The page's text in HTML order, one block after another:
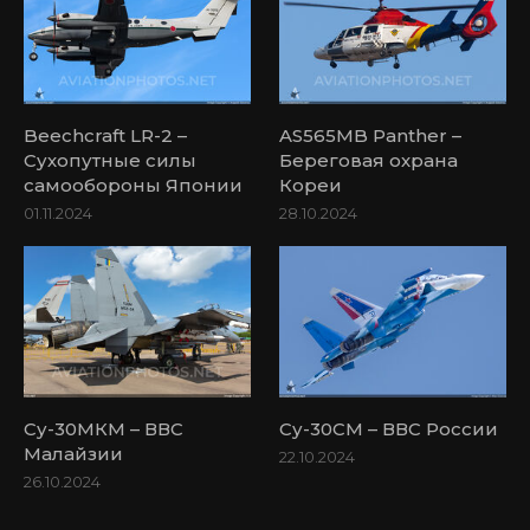
Beechcraft LR-2 –
Сухопутные силы
самообороны Японии
01.11.2024
AS565MB Panther –
Береговая охрана
Кореи
28.10.2024
Су-30МКМ – ВВС
Малайзии
26.10.2024
Су-30СМ – ВВС России
22.10.2024